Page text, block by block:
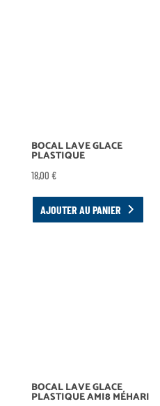
BOCAL LAVE GLACE
PLASTIQUE
18,00 €
AJOUTER AU PANIER
BOCAL LAVE GLACE
PLASTIQUE AMI8 MÉHARI